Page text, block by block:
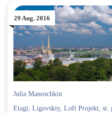
29 Aug. 2016
Julia Manoschkin
Etagi, Ligovskiy, Loft Projekt, st.